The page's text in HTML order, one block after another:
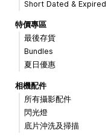
Short Dated & Expired
特價專區
最後存貨
Bundles
夏日優惠
相機配件
所有攝影配件
閃光燈
底片沖洗及掃描